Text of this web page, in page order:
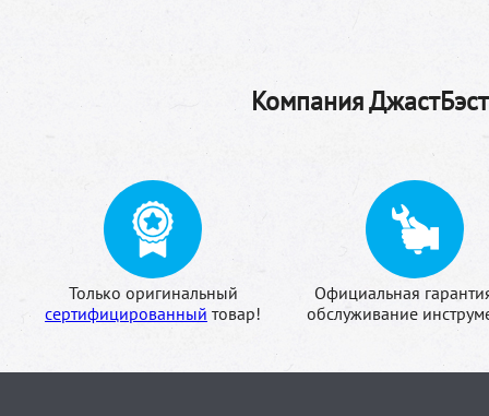
Компания
Только оригинальный
сертифицированный товар!
Официальная
обслуживание